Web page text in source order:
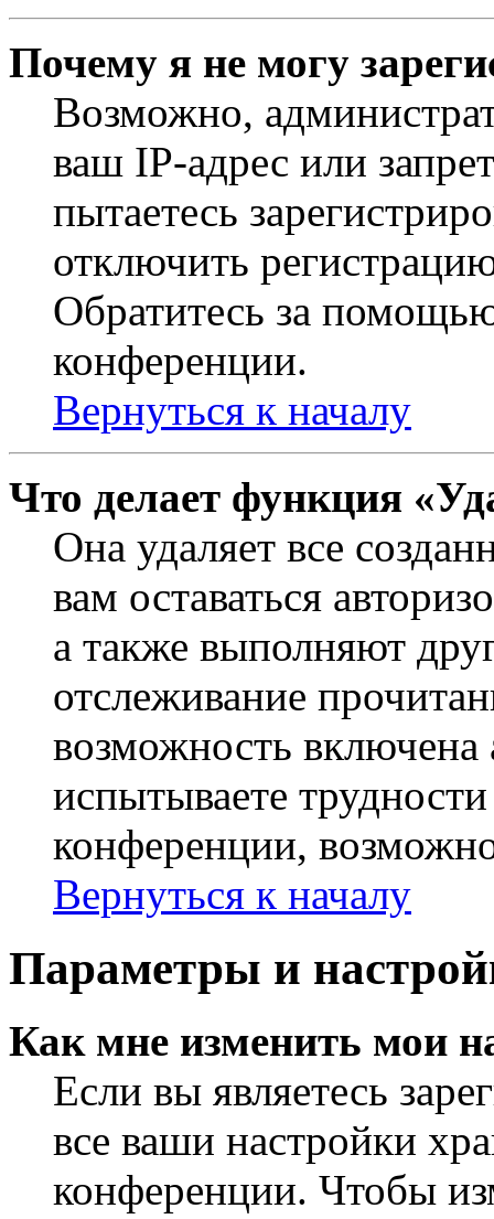
Почему я не могу
Возможно,
ваш IP-адрес или
пытаетесь
отключить
Обратитесь за
конференции.
Вернуться к началу
Что делает функция
Она удаляет все
вам оставаться
а также выполняют
отслеживание
возможность
испытываете
конференции,
Вернуться к началу
Параметры и
Как мне изменить мои
Если вы являетесь
все ваши настройки
конференции. Чтобы